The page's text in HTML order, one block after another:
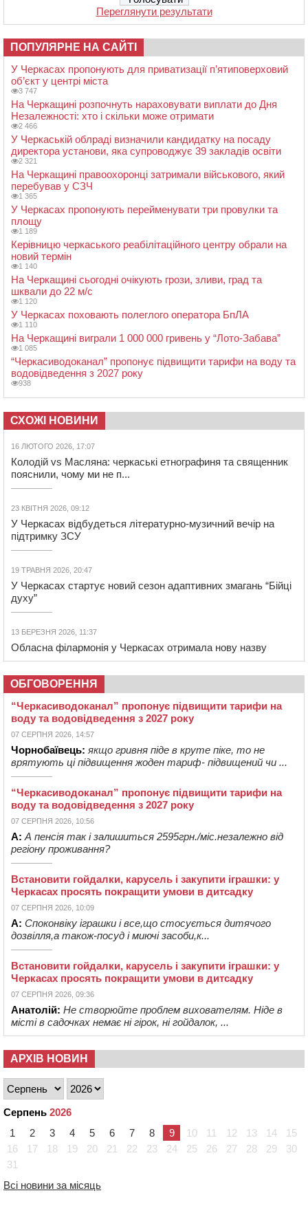
Переглянути результати
ПОПУЛЯРНЕ НА САЙТІ
У Черкасах пропонують для приватизації п’ятиповерховий
об’єкт у центрі міста
3 747
На Черкащині розпочнуть нараховувати виплати до Дня
Незалежності: хто і скільки може отримати
2 466
У Черкаській облраді визначили кандидатку на посаду
директора установи, яка супроводжує 39 закладів освіти
2 321
На Черкащині правоохоронці затримали військового, який
перебував у СЗЧ
1 365
У Черкасах пропонують перейменувати три провулки та
площу
1 189
Керівницю черкаського реабілітаційного центру обрали на
новий термін
1 140
На Черкащині сьогодні очікують грози, зливи, град та
шквали до 22 м/с
1 120
У Черкасах поховають полеглого оператора БпЛА
1 110
На Черкащині виграли 1 000 000 гривень у “Лото-Забава”
1 085
“Черкасиводоканал” пропонує підвищити тарифи на воду та
водовідведення з 2027 року
938
СХОЖІ НОВИНИ
16 ЛЮТОГО 2026, 17:07
Колодій vs Масляна: черкаські етнографиня та священник
пояснили, чому ми не п...
23 КВІТНЯ 2026, 09:12
У Черкасах відбудеться літературно-музичний вечір на
підтримку ЗСУ
19 ТРАВНЯ 2026, 20:47
У Черкасах стартує новий сезон адаптивних змагань “Бійці
духу”
13 БЕРЕЗНЯ 2026, 11:37
Обласна філармонія у Черкасах отримала нову назву
ОБГОВОРЕННЯ
“Черкасиводоканал” пропонує підвищити тарифи на
воду та водовідведення з 2027 року
07 СЕРПНЯ 2026, 14:57
Чорнобаївець: якщо гривня піде в круте піке, то не
врятують ці підвищення жоден тариф- підвищений чи ...
“Черкасиводоканал” пропонує підвищити тарифи на
воду та водовідведення з 2027 року
07 СЕРПНЯ 2026, 10:56
А: А пенсія так і залишиться 2595грн./міс.незалежно від
регіону проживання?
Встановити гойдалки, карусель і закупити іграшки: у
Черкасах просять покращити умови в дитсадку
07 СЕРПНЯ 2026, 10:09
А: Споконвіку іграшки і все,що стосується дитячого
дозвілля,а також-посуд і миючі засоби,к...
Встановити гойдалки, карусель і закупити іграшки: у
Черкасах просять покращити умови в дитсадку
07 СЕРПНЯ 2026, 09:36
Анатолій: Не створюйте проблем вихователям. Ніде в
місті в садочках немає ні гірок, ні гойдалок, ...
АРХІВ НОВИН
Серпень 2026
1
2 3 4 5 6 7 8 9 10 11 12 13 14
15
16
17 18 19 20 21 22 23 24 25 26 27 28 29
30
31
Всі новини за місяць